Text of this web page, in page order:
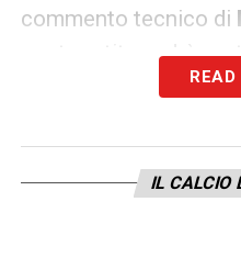
commento tecnico di
post partita vedrà
“Sunday Night
Stefano Borghi.
READ
IL CALCIO